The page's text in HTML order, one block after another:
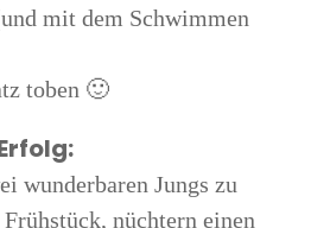
mit dem Schwim­men
toben 🙂
wun­der­ba­ren Jungs zu
nüch­tern einen